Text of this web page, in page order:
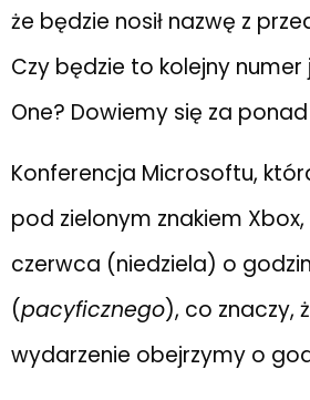
że będzie nosił nazwę z
Czy będzie to kolejny
One? Dowiemy się za
Konferencja Microsoftu,
pod zielonym znakiem Xbox,
czerwca (niedziela) o
(pacyficznego), co znaczy,
wydarzenie obejrzymy o